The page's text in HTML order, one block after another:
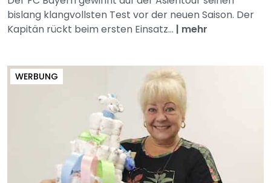
bislang klangvollsten Test vor der neuen Saison. Der
Kapitän rückt beim ersten Einsatz... | mehr
WERBUNG